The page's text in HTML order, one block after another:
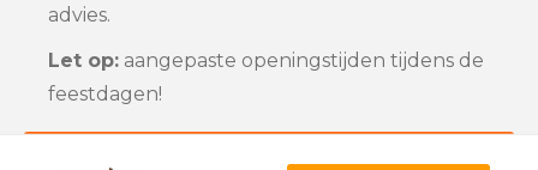
advies.
Let op: aangepaste openingstijden tijdens de
feestdagen!
Klantenservice